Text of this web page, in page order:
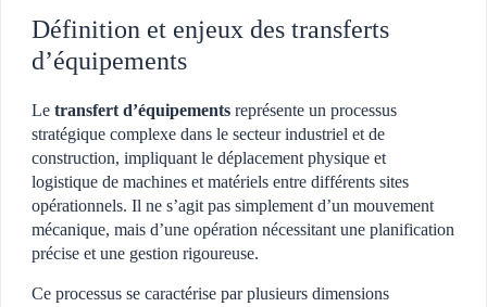
Définition et enjeux des transferts
d’équipements
Le transfert d’équipements représente un processus
stratégique complexe dans le secteur industriel et de
construction, impliquant le déplacement physique et
logistique de machines et matériels entre différents sites
opérationnels. Il ne s’agit pas simplement d’un mouvement
mécanique, mais d’une opération nécessitant une planification
précise et une gestion rigoureuse.
Ce processus se caractérise par plusieurs dimensions